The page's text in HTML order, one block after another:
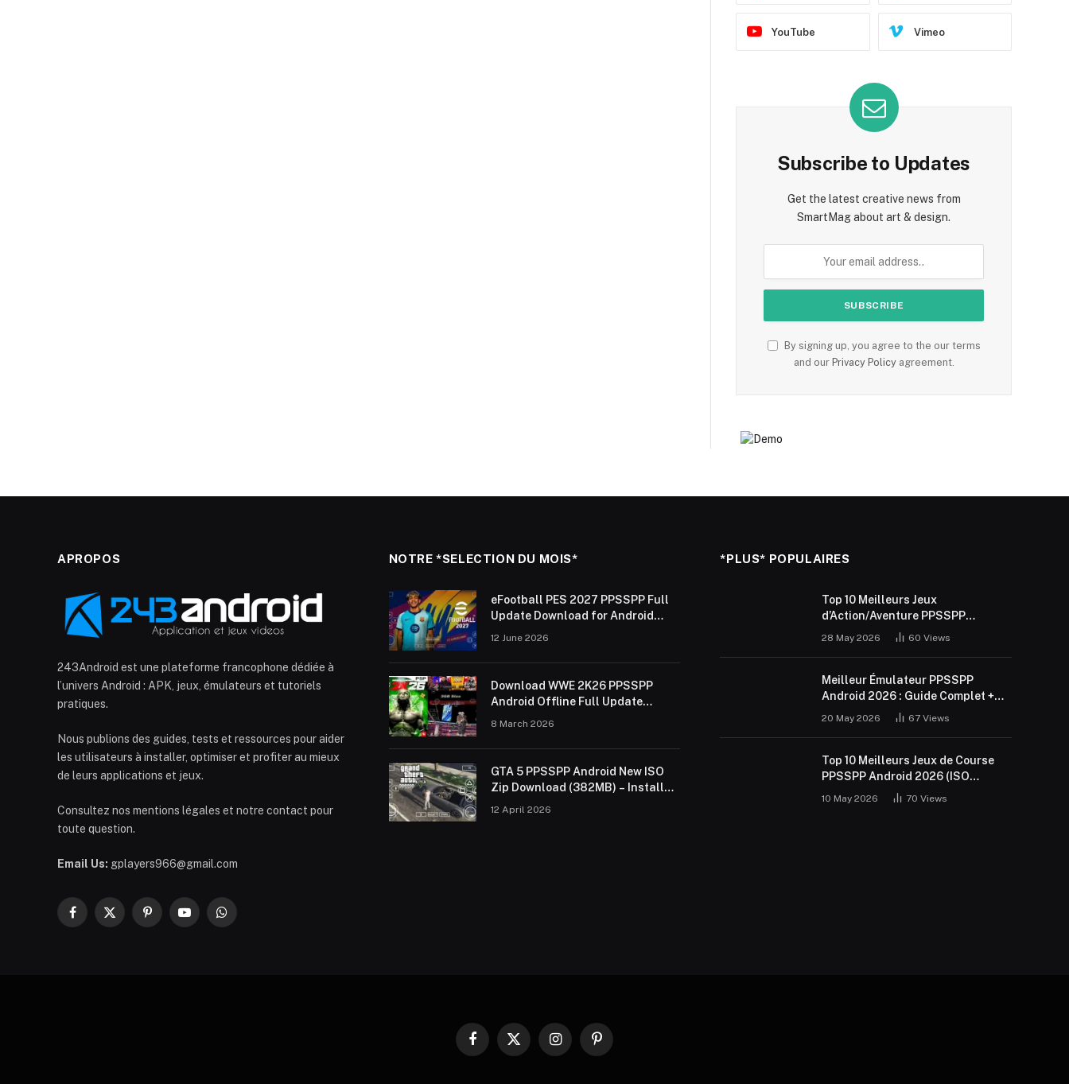
YouTube Vimeo
Subscribe to Updates
Get the latest creative news from
SmartMag about art & design.
By signing up, you agree to the our terms
and our Privacy Policyagreement.
APROPOS
243Android est une plateforme francophone dédiée à
l’univers Android : APK, jeux, émulateurs et tutoriels
pratiques.
Nous publions des guides, tests et ressources pour aider
les utilisateurs à installer, optimiser et profiter au mieux
de leurs applications et jeux.
Consultez nos mentions légales et notre contact pour
toute question.
Email Us: gplayers966@gmail.com
Facebook
X
PinterestYouTubeWhatsApp
NOTRE *SELECTION DU MOIS*
eFootball PES 2027 PPSSPP Full
Update Download for Android
12 June 2026
Download WWE 2K26 PPSSPP
Android Offline Full Update
8 March 2026
GTA 5 PPSSPP Android New ISO
Zip Download (382MB) – Install
12 April 2026
*PLUS* POPULAIRES
Top 10 Meilleurs Jeux
d’Action/Aventure PPSSPP
Android 2026 (ISO Gratuit)
28 May 2026 60Views
Meilleur Émulateur PPSSPP
Android 2026 : Guide Complet +
20 May 2026 67Views
Top 10 Meilleurs Jeux de Course
PPSSPP Android 2026 (ISO
10 May 2026 70Views
Facebook
X
InstagramPinterest